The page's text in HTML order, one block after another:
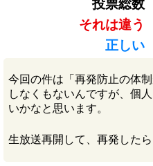
投票総数
それは違う
正しい
今回の件は「再発防止の体
しなくもないんですが、個
いかなと思います。
生放送再開して、再発した